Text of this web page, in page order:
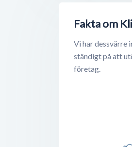
Fakta om
Vi har dessvärre
ständigt på att
företag.